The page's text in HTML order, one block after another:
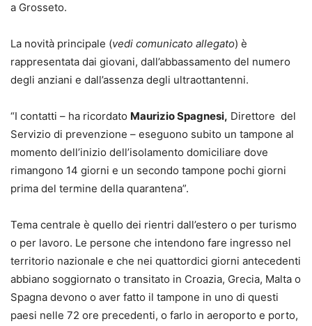
a Grosseto.
La novità principale (vedi comunicato allegato) è
rappresentata dai giovani, dall’abbassamento del numero
degli anziani e dall’assenza degli ultraottantenni.
“I contatti – ha ricordato Maurizio Spagnesi, Direttore del
Servizio di prevenzione – eseguono subito un tampone al
momento dell’inizio dell’isolamento domiciliare dove
rimangono 14 giorni e un secondo tampone pochi giorni
prima del termine della quarantena”.
Tema centrale è quello dei rientri dall’estero o per turismo
o per lavoro. Le persone che intendono fare ingresso nel
territorio nazionale e che nei quattordici giorni antecedenti
abbiano soggiornato o transitato in Croazia, Grecia, Malta o
Spagna devono o aver fatto il tampone in uno di questi
paesi nelle 72 ore precedenti, o farlo in aeroporto e porto,